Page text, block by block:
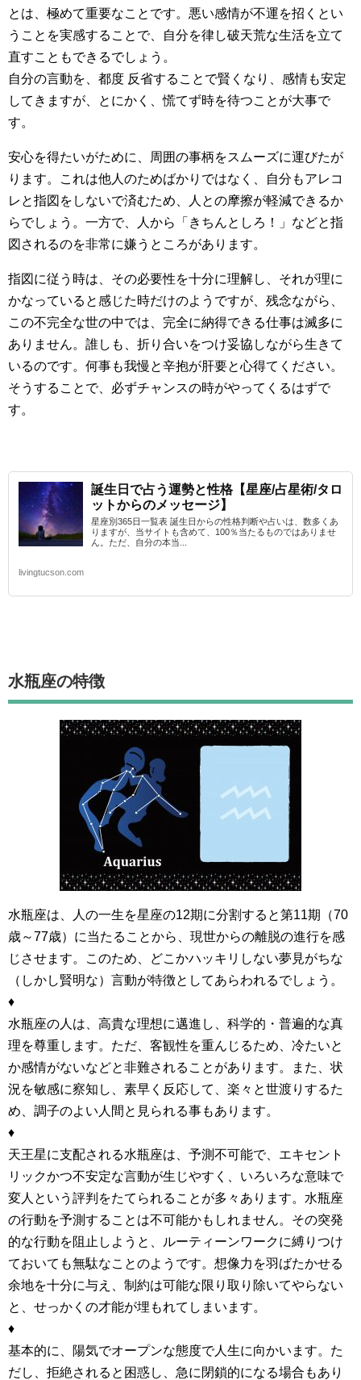
とは、極めて重要なことです。悪い感情が不運を招くとい
うことを実感することで、自分を律し破天荒な生活を立て
直すこともできるでしょう。
自分の言動を、都度 反省することで賢くなり、感情も安定
してきますが、とにかく、慌てず時を待つことが大事で
す。
安心を得たいがために、周囲の事柄をスムーズに運びたが
ります。これは他人のためばかりではなく、自分もアレコ
レと指図をしないで済むため、人との摩擦が軽減できるか
らでしょう。一方で、人から「きちんとしろ！」などと指
図されるのを非常に嫌うところがあります。
指図に従う時は、その必要性を十分に理解し、それが理に
かなっていると感じた時だけのようですが、残念ながら、
この不完全な世の中では、完全に納得できる仕事は滅多に
ありません。誰しも、折り合いをつけ妥協しながら生きて
いるのです。何事も我慢と辛抱が肝要と心得てください。
そうすることで、必ずチャンスの時がやってくるはずで
す。
誕生日で占う運勢と性格【星座/占星術/タロ
ットからのメッセージ】
星座別365日一覧表 誕生日からの性格判断や占いは、数多くあ
りますが、当サイトも含めて、100％当たるものではありませ
ん。ただ、自分の本当...
livingtucson.com
水瓶座の特徴
水瓶座は、人の一生を星座の12期に分割すると第11期（70
歳～77歳）に当たることから、現世からの離脱の進行を感
じさせます。このため、どこかハッキリしない夢見がちな
（しかし賢明な）言動が特徴としてあらわれるでしょう。
♦
水瓶座の人は、高貴な理想に邁進し、科学的・普遍的な真
理を尊重します。ただ、客観性を重んじるため、冷たいと
か感情がないなどと非難されることがあります。また、状
況を敏感に察知し、素早く反応して、楽々と世渡りするた
め、調子のよい人間と見られる事もあります。
♦
天王星に支配される水瓶座は、予測不可能で、エキセント
リックかつ不安定な言動が生じやすく、いろいろな意味で
変人という評判をたてられることが多々あります。水瓶座
の行動を予測することは不可能かもしれません。その突発
的な行動を阻止しようと、ルーティーンワークに縛りつけ
ておいても無駄なことのようです。想像力を羽ばたかせる
余地を十分に与え、制約は可能な限り取り除いてやらない
と、せっかくの才能が埋もれてしまいます。
♦
基本的に、陽気でオープンな態度で人生に向かいます。た
だし、拒絶されると困惑し、急に閉鎖的になる場合もあり